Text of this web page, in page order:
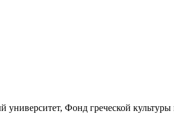
университет, Фонд греческой